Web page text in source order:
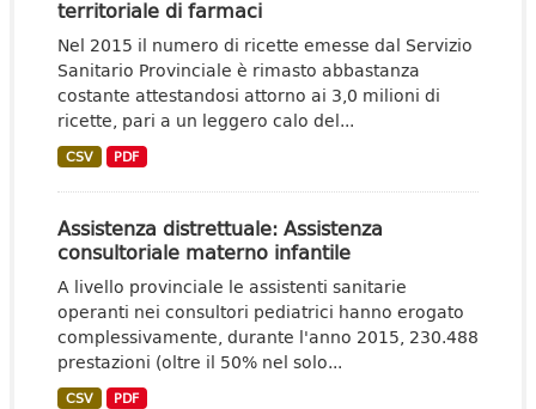
territoriale di farmaci
Nel 2015 il numero di ricette emesse dal Servizio
Sanitario Provinciale è rimasto abbastanza
costante attestandosi attorno ai 3,0 milioni di
ricette, pari a un leggero calo del...
CSV PDF
Assistenza distrettuale: Assistenza
consultoriale materno infantile
A livello provinciale le assistenti sanitarie
operanti nei consultori pediatrici hanno erogato
complessivamente, durante l'anno 2015, 230.488
prestazioni (oltre il 50% nel solo...
CSV PDF